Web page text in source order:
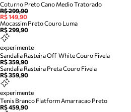
Coturno Preto Cano Medio Tratorado
R$ 299,90
R$ 149,90
Mocassim Preto Couro Luma
R$ 299,90
experimente
Sandalia Rasteira Off-White Couro Fivela
R$ 359,90
Sandalia Rasteira Preta Couro Fivela
R$ 359,90
experimente
Tenis Branco Flatform Amarracao Preto
R$ 459,90